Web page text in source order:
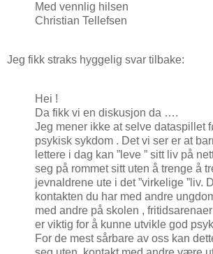
Med vennlig hilsen
Christian Tellefsen
Jeg fikk straks hyggelig svar tilbake:
Hei !
Da fikk vi en diskusjon da ….
Jeg mener ikke at selve dataspillet
psykisk sykdom . Det vi ser er at
lettere i dag kan ”leve ” sitt liv på
seg på rommet sitt uten å trenge å
jevnaldrene ute i det ”virkelige ”liv.
kontakten du har med andre
med andre på skolen ,
er viktig for å kunne utvikle god
For de mest sårbare av oss kan